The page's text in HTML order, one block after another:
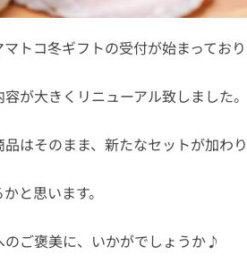
トコ冬ギフトの受付が始まっており
が大きくリニューアル致しました。
はそのまま、新たなセットが加わり
と思います。
ご褒美に、いかがでしょうか♪